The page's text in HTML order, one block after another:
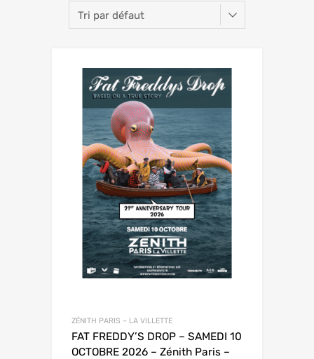
ZÉNITH PARIS – LA VILLETTE
FAT FREDDY’S DROP – SAMEDI 10
OCTOBRE 2026 – Zénith Paris –